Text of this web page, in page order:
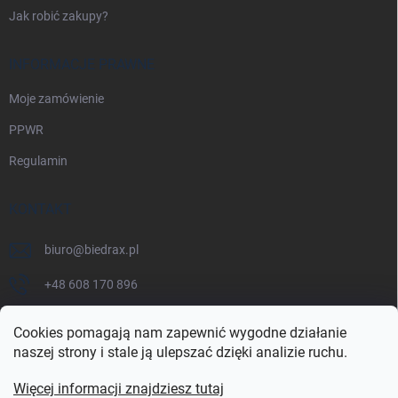
Cookies pomagają nam zapewnić wygodne działanie
naszej strony i stale ją ulepszać dzięki analizie ruchu.
Więcej informacji znajdziesz tutaj
Jak robić zakupy?
INFORMACJE PRAWNE
Moje zamówienie
PPWR
Regulamin
KONTAKT
biuro@biedrax.pl
+48 608 170 896